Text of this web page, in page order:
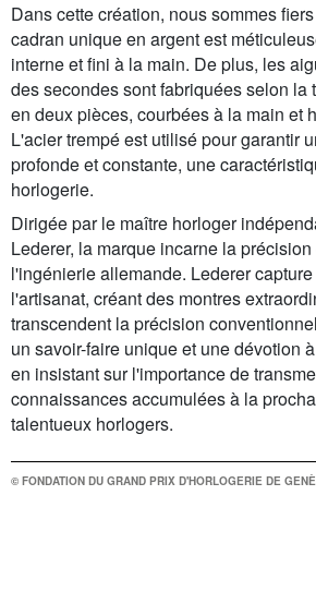
Dans cette création, nous sommes
cadran unique en argent est
interne et fini à la main. De plus, les
des secondes sont fabriquées selon la
en deux pièces, courbées à la main et
L'acier trempé est utilisé pour garantir
profonde et constante, une
horlogerie.
Dirigée par le maître horloger
Lederer, la marque incarne la
l'ingénierie allemande. Lederer
l'artisanat, créant des montres
transcendent la précision
un savoir-faire unique et une dévotion
en insistant sur l'importance de
connaissances accumulées à la
talentueux horlogers.
© FONDATION DU GRAND PRIX D'HORLOGERIE DE